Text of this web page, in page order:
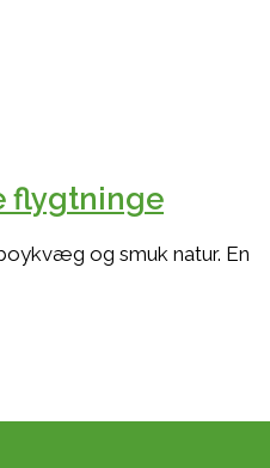
flygtninge
og smuk natur. En